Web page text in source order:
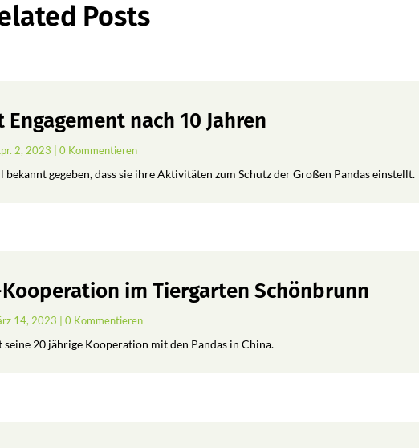
Posts
Engagement nach 10 Jahren
2, 2023 | 0 Kommentieren
gegeben, dass sie ihre Aktivitäten zum Schutz der Großen Pandas einstellt.
im Tiergarten Schönbrunn
14, 2023 | 0 Kommentieren
20 jährige Kooperation mit den Pandas in China.